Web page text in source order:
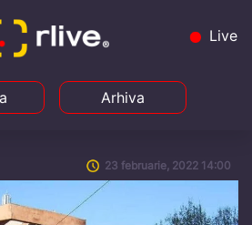
Live
Arhiva
23 februarie, 2022 14:00